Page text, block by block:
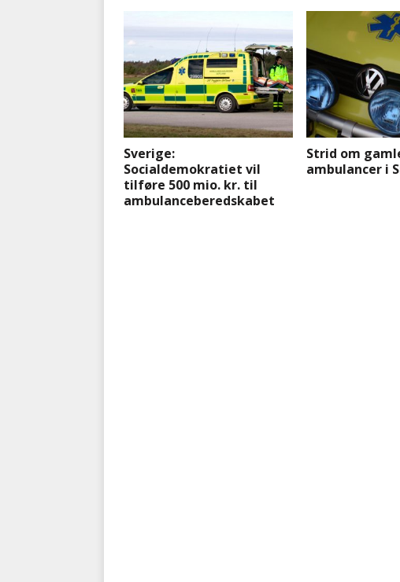
Sverige:
Socialdemokratiet vil
tilføre 500 mio. kr. til
ambulanceberedskabet
Strid om
ambulancer i